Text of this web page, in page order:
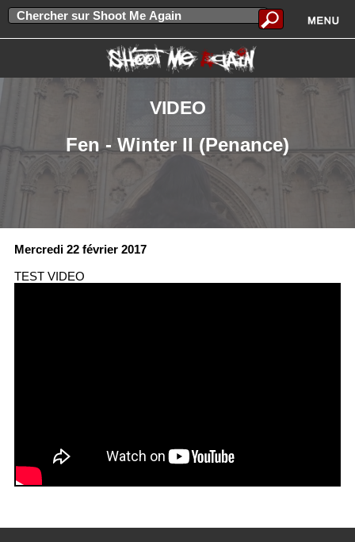
VIDEO
Fen - Winter II (Penance)
Mercredi 22 février 2017
TEST VIDEO